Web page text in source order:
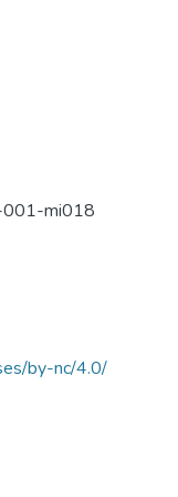
mi018
by-nc/4.0/